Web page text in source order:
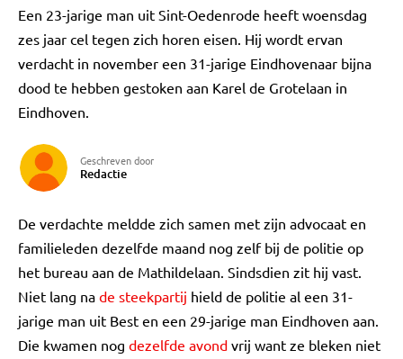
Een 23-jarige man uit Sint-Oedenrode heeft woensdag
zes jaar cel tegen zich horen eisen. Hij wordt ervan
verdacht in november een 31-jarige Eindhovenaar bijna
dood te hebben gestoken aan Karel de Grotelaan in
Eindhoven.
Geschreven door
Redactie
De verdachte meldde zich samen met zijn advocaat en
familieleden dezelfde maand nog zelf bij de politie op
het bureau aan de Mathildelaan. Sindsdien zit hij vast.
Niet lang na de steekpartij hield de politie al een 31-
jarige man uit Best en een 29-jarige man Eindhoven aan.
Die kwamen nog dezelfde avond vrij want ze bleken niet